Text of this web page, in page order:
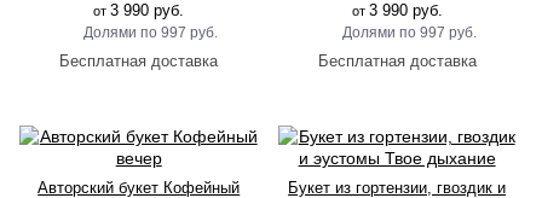
от3 990 руб.
997 руб.
от 3 990 руб.
997 руб.
Авторский букет Кофейный
Букет из гортензии, гвоздик и